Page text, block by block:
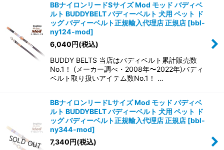
BBナイロンリードSサイズ Mod モッド バディベ
ルト BUDDYBELT バディーベルト 犬用 ペット ド
ッグ バディーベルト正規輸入代理店 正規店 [bbl-
ny124-mod]
6,040円(税込)
BUDDY BELTS 当店はバディベルト累計販売数
No.1！ (メーカー調べ・2008年〜2022年)バディ
ベルト取り扱いアイテム数No.1！ …
BBナイロンリードLサイズ Mod モッド バディベ
ルト BUDDYBELT バディーベルト 犬用 ペット ド
ッグ バディーベルト正規輸入代理店 正規店 [bbl-
ny344-mod]
7,340円(税込)